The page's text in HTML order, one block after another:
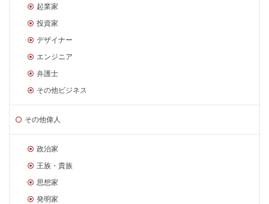
起業家
投資家
デザイナー
エンジニア
弁護士
その他ビジネス
その他偉人
政治家
王族・貴族
思想家
発明家